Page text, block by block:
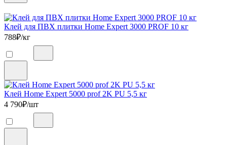
Клей для ПВХ плитки Home Expert 3000 PROF 10 кг
788₽/кг
Клей Home Expert 5000 prof 2K PU 5,5 кг
4 790₽/шт